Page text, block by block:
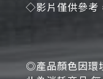
◇影片僅供參考
◎產品顏色因環